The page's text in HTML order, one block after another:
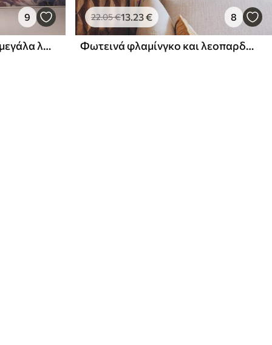
9
Ζωγραφικό μπουκέτο με μεγάλα λουλούδια σε βαθύ ινδικο φόντο
22.05€13.23€ 8
Φωτεινά φλαμίνγκο και λεοπαρδάλεις ανάμεσα σε τροπικά φυτά